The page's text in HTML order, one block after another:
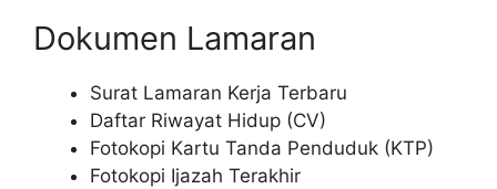
Dokumen Lamaran
Surat Lamaran Kerja Terbaru
Daftar Riwayat Hidup (CV)
Fotokopi Kartu Tanda Penduduk (KTP)
Fotokopi Ijazah Terakhir